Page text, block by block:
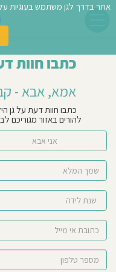
כתבו חוות
אמא, אבא -
כתבו חוות דעת על גן
להורים באזור מגוריכם
אני אבא
אתר בדרך לגן משתמש בעוגיות